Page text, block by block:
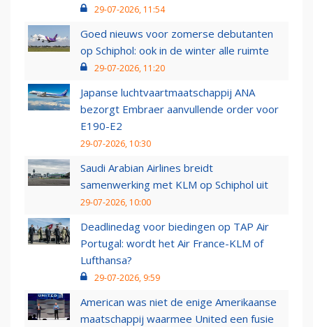
29-07-2026, 11:54
Goed nieuws voor zomerse debutanten
op Schiphol: ook in de winter alle ruimte
29-07-2026, 11:20
Japanse luchtvaartmaatschappij ANA
bezorgt Embraer aanvullende order voor
E190-E2
29-07-2026, 10:30
Saudi Arabian Airlines breidt
samenwerking met KLM op Schiphol uit
29-07-2026, 10:00
Deadlinedag voor biedingen op TAP Air
Portugal: wordt het Air France-KLM of
Lufthansa?
29-07-2026, 9:59
American was niet de enige Amerikaanse
maatschappij waarmee United een fusie